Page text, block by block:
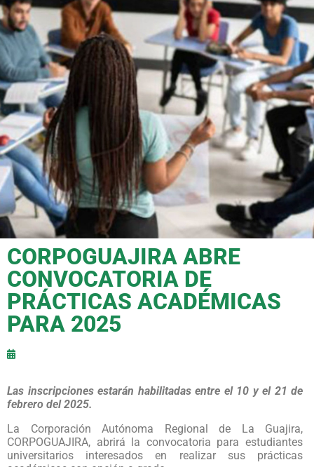
CORPOGUAJIRA ABRE
CONVOCATORIA DE
PRÁCTICAS ACADÉMICAS
PARA 2025
Las inscripciones estarán habilitadas entre el 10 y el 21 de
febrero del 2025.
La Corporación Autónoma Regional de La Guajira,
CORPOGUAJIRA, abrirá la convocatoria para estudiantes
universitarios interesados en realizar sus prácticas